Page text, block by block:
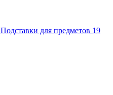
Подставки для предметов 19